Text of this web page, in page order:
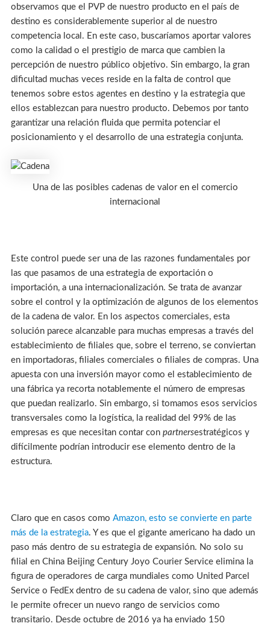
observamos que el PVP de nuestro producto en el país de
destino es considerablemente superior al de nuestro
competencia local. En este caso, buscaríamos aportar valores
como la calidad o el prestigio de marca que cambien la
percepción de nuestro público objetivo. Sin embargo, la gran
dificultad muchas veces reside en la falta de control que
tenemos sobre estos agentes en destino y la estrategia que
ellos establezcan para nuestro producto. Debemos por tanto
garantizar una relación fluida que permita potenciar el
posicionamiento y el desarrollo de una estrategia conjunta.
Una de las posibles cadenas de valor en el comercio
internacional
Este control puede ser una de las razones fundamentales por
las que pasamos de una estrategia de exportación o
importación, a una internacionalización. Se trata de avanzar
sobre el control y la optimización de algunos de los elementos
de la cadena de valor. En los aspectos comerciales, esta
solución parece alcanzable para muchas empresas a través del
establecimiento de filiales que, sobre el terreno, se conviertan
en importadoras, filiales comerciales o filiales de compras. Una
apuesta con una inversión mayor como el establecimiento de
una fábrica ya recorta notablemente el número de empresas
que puedan realizarlo. Sin embargo, si tomamos esos servicios
transversales como la logística, la realidad del 99% de las
empresas es que necesitan contar con partnersestratégicos y
difícilmente podrían introducir ese elemento dentro de la
estructura.
Claro que en casos como Amazon, esto se convierte en parte
más de la estrategia. Y es que el gigante americano ha dado un
paso más dentro de su estrategia de expansión. No solo su
filial en China Beijing Century Joyo Courier Service elimina la
figura de operadores de carga mundiales como United Parcel
Service o FedEx dentro de su cadena de valor, sino que además
le permite ofrecer un nuevo rango de servicios como
transitario. Desde octubre de 2016 ya ha enviado 150